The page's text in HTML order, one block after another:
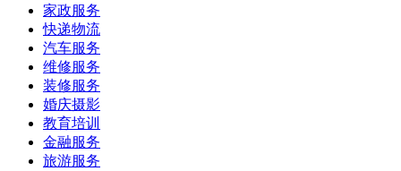
家政服务
快递物流
汽车服务
维修服务
装修服务
婚庆摄影
教育培训
金融服务
旅游服务